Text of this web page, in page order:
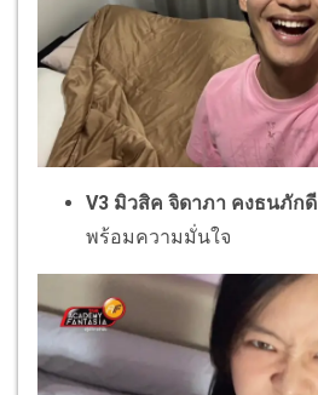
V3 มิวสิค จิดาภา คงธนภักดี
พร้อมความมั่นใจ